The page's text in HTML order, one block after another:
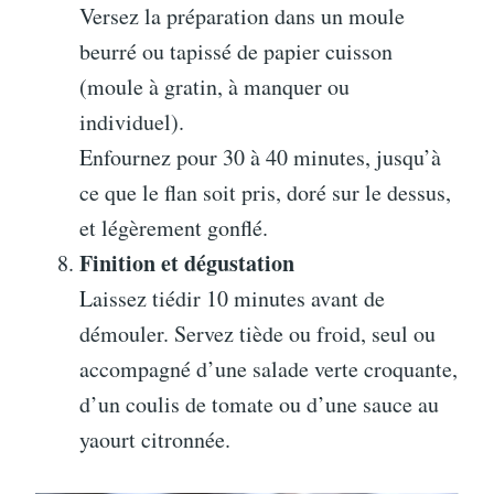
Versez la préparation dans un moule
beurré ou tapissé de papier cuisson
(moule à gratin, à manquer ou
individuel).
Enfournez pour 30 à 40 minutes, jusqu’à
ce que le flan soit pris, doré sur le dessus,
et légèrement gonflé.
Finition et dégustation
Laissez tiédir 10 minutes avant de
démouler. Servez tiède ou froid, seul ou
accompagné d’une salade verte croquante,
d’un coulis de tomate ou d’une sauce au
yaourt citronnée.